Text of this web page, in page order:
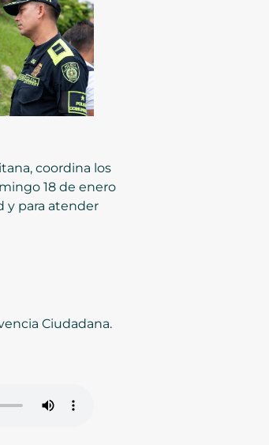
coordina los
18 de enero
y para atender
Ciudadana.